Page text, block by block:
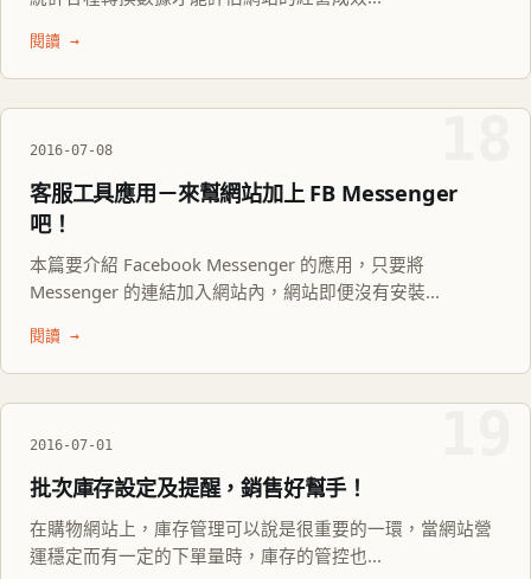
閱讀 →
2016-07-08
客服工具應用－來幫網站加上 FB Messenger
吧！
本篇要介紹 Facebook Messenger 的應用，只要將
Messenger 的連結加入網站內，網站即便沒有安裝...
閱讀 →
2016-07-01
批次庫存設定及提醒，銷售好幫手！
在購物網站上，庫存管理可以說是很重要的一環，當網站營
運穩定而有一定的下單量時，庫存的管控也...